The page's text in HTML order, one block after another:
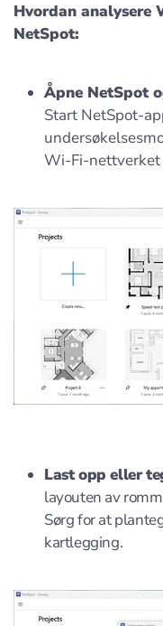
Hvordan
NetSpot:
Åpne NetSpot
Start NetSpot-
Wi-Fi-
Last opp eller
layouten av
Sørg for at
kartlegging.